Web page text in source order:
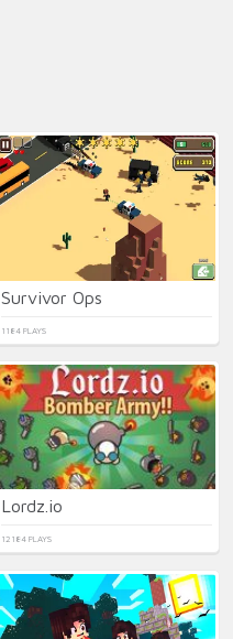
Survivor Ops
1184 PLAYS
Lordz.io
12184 PLAYS